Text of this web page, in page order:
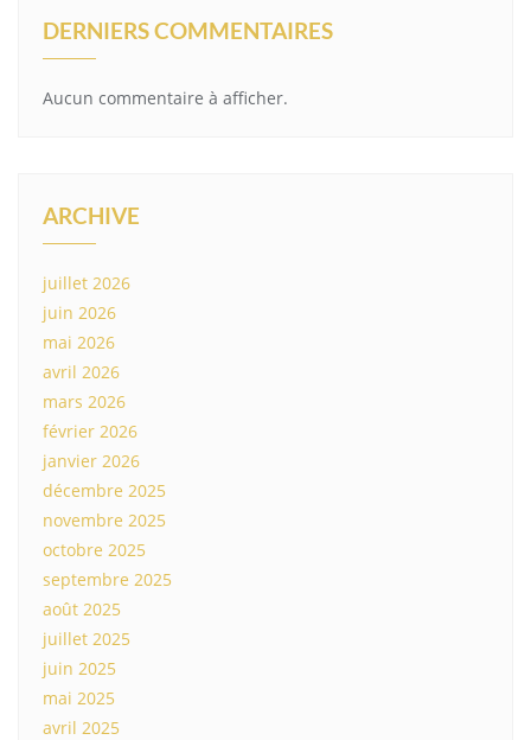
DERNIERS COMMENTAIRES
Aucun commentaire à afficher.
ARCHIVE
juillet 2026
juin 2026
mai 2026
avril 2026
mars 2026
février 2026
janvier 2026
décembre 2025
novembre 2025
octobre 2025
septembre 2025
août 2025
juillet 2025
juin 2025
mai 2025
avril 2025